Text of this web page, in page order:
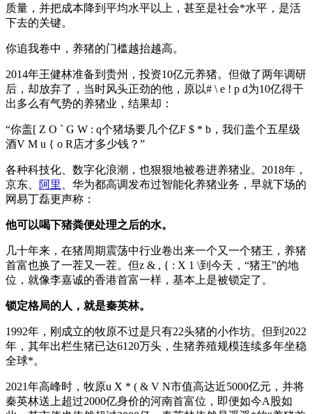
质量，并把成本降到平均水平以上，甚至是社会*水平，是活
下去的关键。
你追我卷中，养猪的门槛越抬越高。
2014年王健林准备到贵州，投资10亿元养猪。但做了两年调研
后，却放弃了，当时风头正劲的他，原以# \ e ! p d为10亿得干
出多么有气势的养猪业，结果却：
“你盖[ Z O ` G W : q个猪场要几个亿F $ * b ，我们盖个五星级
酒V M u { o R 店才多少钱？”
各种科技化、数字化浪潮，也狠狠地被卷进养猪业。2018年，
京东、
阿里
、华为都高调发布过智能化养猪业务，早就下场的
网易丁磊更声称：
他可以喝下猪粪便处理之后的水。
几十年来，在猪周期震荡中行业卷出来一个又一个猪王，养猪
首富也换了一茬又一茬。但z & , { : X 1 \到今天，“猪王”的地
位，就像李嘉诚的香港首富一样，基本上是被锁定了。
锁定格局的人，就是秦英林。
1992年，刚成立的牧原不过是只有22头猪的小作坊。但到2022
年，其年出栏生猪已达6120万头，生猪养殖规模连续多年坐稳
全球*。
2021年高峰时，牧原u X * ( & V N市值高达近5000亿元，并将
秦英林送上超过2000亿身价的河南首富位，即便如今A股如